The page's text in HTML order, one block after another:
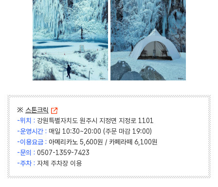
※ 스톤크릭
-위치 : 강원특별자치도 원주시 지정면 지정로 1101
-운영시간 : 매일 10:30~20:00 (주문 마감 19:00)
-이용요금 : 아메리카노 5,600원 / 카페라떼 6,100원
-문의 : 0507-1359-7423
-주차 : 자체 주차장 이용